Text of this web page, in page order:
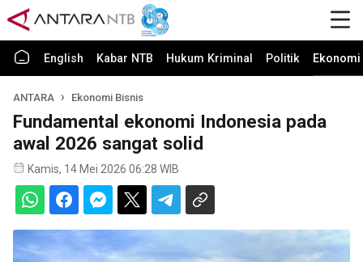
English Kabar NTB Hukum Kriminal Politik
ANTARA Ekonomi Bisnis
Fundamental ekonomi Indonesia pada
awal 2026 sangat solid
Kamis, 14 Mei 2026 06:28 WIB